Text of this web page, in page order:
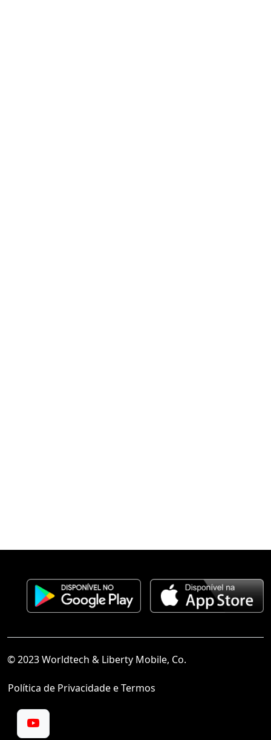
© 2023 Worldtech & Liberty Mobile, Co.
Política de Privacidade e Termos